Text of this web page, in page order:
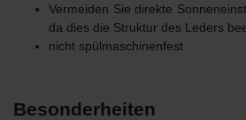
Vermeiden Sie direkte
da dies die Struktur des Leders
nicht spülmaschinenfest
Besonderheiten